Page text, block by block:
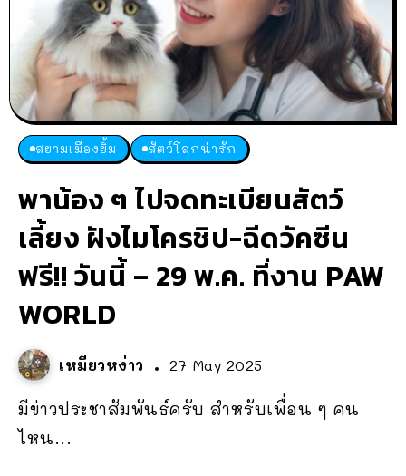
สยามเมืองยิ้ม สัตว์โลกน่ารัก
พาน้อง ๆ ไปจดทะเบียนสัตว์
เลี้ยง ฝังไมโครชิป-ฉีดวัคซีน
ฟรี!! วันนี้ – 29 พ.ค. ที่งาน PAW
WORLD
เหมียวหง่าว 27 May 2025
มีข่าวประชาสัมพันธ์ครับ สำหรับเพื่อน ๆ คน
ไหน...